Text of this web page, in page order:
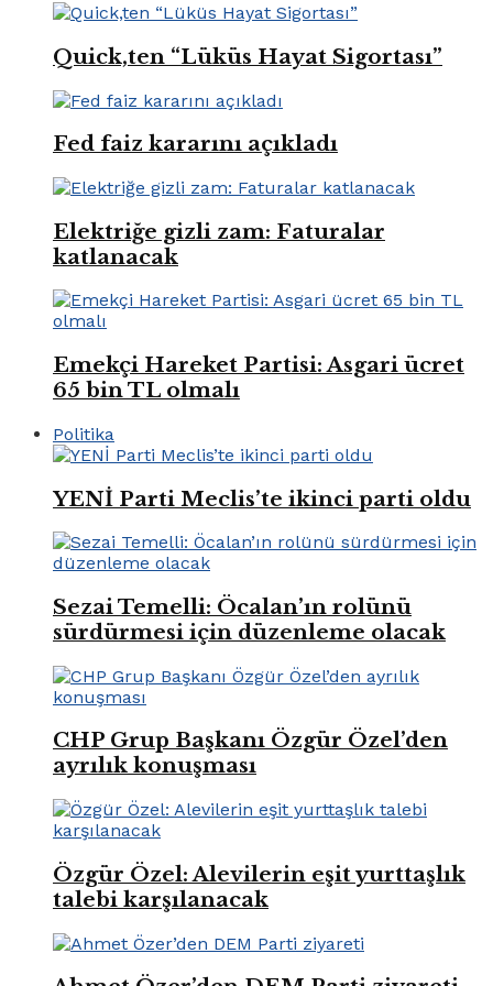
Quick,ten “Lüküs Hayat Sigortası”
Fed faiz kararını açıkladı
Elektriğe gizli zam: Faturalar
katlanacak
Emekçi Hareket Partisi: Asgari ücret
65 bin TL olmalı
Politika
YENİ Parti Meclis’te ikinci parti oldu
Sezai Temelli: Öcalan’ın rolünü
sürdürmesi için düzenleme olacak
CHP Grup Başkanı Özgür Özel’den
ayrılık konuşması
Özgür Özel: Alevilerin eşit yurttaşlık
talebi karşılanacak